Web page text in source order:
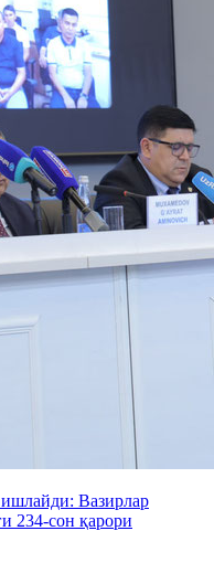
Вазирлар
234-сон қарори